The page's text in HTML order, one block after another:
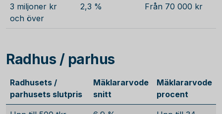
3 miljoner kr
och över
2,3 % Från 70 000 kr
Radhus / parhus
Radhusets /
parhusets slutpris
Mäklararvode
snitt
Mäklararvode
procent